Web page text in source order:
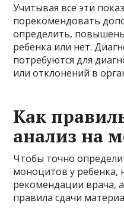
Учитывая все эти
порекомендовать
определить,
ребенка или нет.
потребуются для
или отклонений в
Как
анализ на
Чтобы точно
моноцитов у ребенка,
рекомендации врача,
правила сдачи